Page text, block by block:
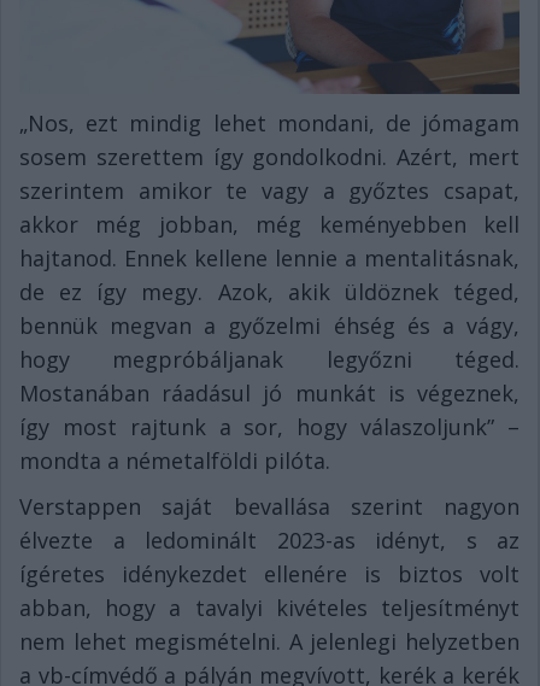
„Nos, ezt mindig lehet mondani, de jómagam
sosem szerettem így gondolkodni. Azért, mert
szerintem amikor te vagy a győztes csapat,
akkor még jobban, még keményebben kell
hajtanod. Ennek kellene lennie a mentalitásnak,
de ez így megy. Azok, akik üldöznek téged,
bennük megvan a győzelmi éhség és a vágy,
hogy megpróbáljanak legyőzni téged.
Mostanában ráadásul jó munkát is végeznek,
így most rajtunk a sor, hogy válaszoljunk” –
mondta a németalföldi pilóta.
Verstappen saját bevallása szerint nagyon
élvezte a ledominált 2023-as idényt, s az
ígéretes idénykezdet ellenére is biztos volt
abban, hogy a tavalyi kivételes teljesítményt
nem lehet megismételni. A jelenlegi helyzetben
a vb-címvédő a pályán megvívott, kerék a kerék